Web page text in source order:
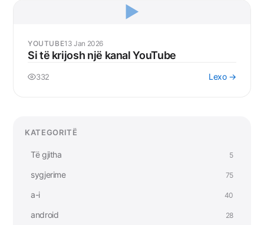
KATEGORITË
Të gjitha 5
sygjerime 75
a-i 40
android 28
▶️
YOUTUBE13 Jan 2026
Si të krijosh një kanal YouTube
332 Lexo →